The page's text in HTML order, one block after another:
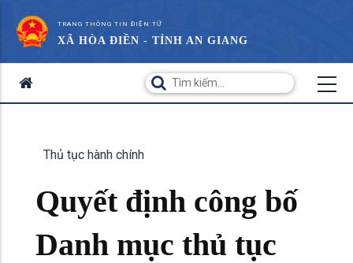
TRANG THÔNG TIN ĐIỆN TỬ
XÃ HÒA ĐIỀN - TỈNH AN GIANG
Thủ tục hành chính
Quyết định công bố
Danh mục thủ tục